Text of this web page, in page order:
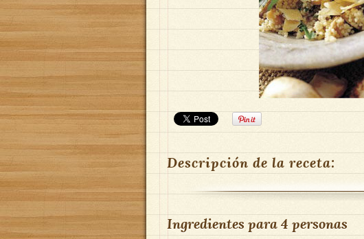
Descripción de la receta:
Ingredientes para4 personas